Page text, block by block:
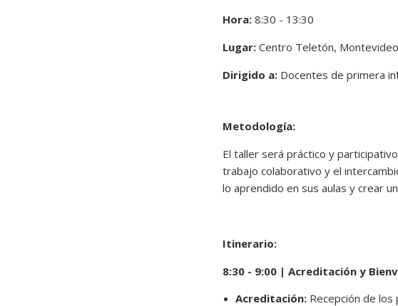
Hora: 8:30 - 13:30
Lugar: Centro Teletón, Montevideo
Dirigido a: Docentes de primera
Metodología:
El taller será práctico y
trabajo colaborativo y el
lo aprendido en sus aulas y crear
Itinerario:
8:30 - 9:00 | Acreditación y
Acreditación: Recepción de